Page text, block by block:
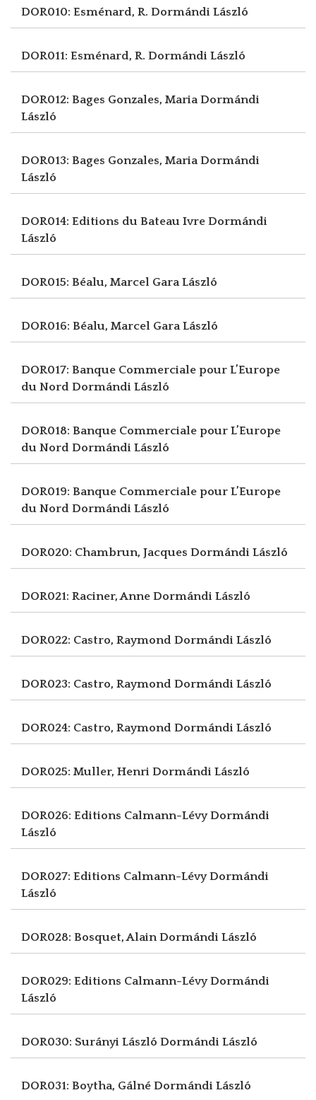
DOR010: Esménard, R. Dormándi László
DOR011: Esménard, R. Dormándi László
DOR012: Bages Gonzales, MariaDormándi
László
DOR013: Bages Gonzales, MariaDormándi
László
DOR014: Editions du Bateau Ivre Dormándi
László
DOR015: Béalu, Marcel Gara László
DOR016: Béalu, Marcel Gara László
DOR017: Banque Commerciale pour L’Europe
du Nord Dormándi László
DOR018: Banque Commerciale pour L’Europe
du Nord Dormándi László
DOR019: Banque Commerciale pour L’Europe
du Nord Dormándi László
DOR020: Chambrun, Jacques Dormándi László
DOR021: Raciner, Anne Dormándi László
DOR022: Castro, Raymond Dormándi László
DOR023: Castro, Raymond Dormándi László
DOR024: Castro, Raymond Dormándi László
DOR025: Muller, Henri Dormándi László
DOR026: Editions Calmann-LévyDormándi
László
DOR027: Editions Calmann-LévyDormándi
László
DOR028: Bosquet, AlainDormándi László
DOR029: Editions Calmann-LévyDormándi
László
DOR030: Surányi László Dormándi László
DOR031: Boytha, Gálné Dormándi László